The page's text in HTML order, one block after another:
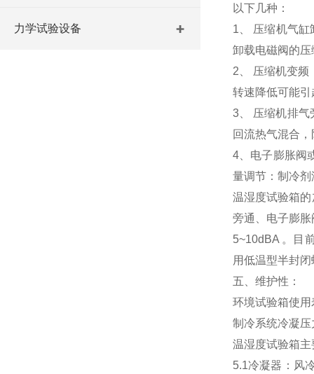
力学试验设备
以下几种：
1 、 压缩机气
卸载电磁阀的
2 、 压缩机变
转速降低可能
3、 压缩机排气
回流热气混合
4、电子膨胀阀
量调节：制冷
温湿度试验箱
旁通、电子膨
5~10dBA 。目
用低温型半封
五、维护性：
环境试验箱使用
制冷系统冷凝
温湿度试验箱
5.1冷凝器：风